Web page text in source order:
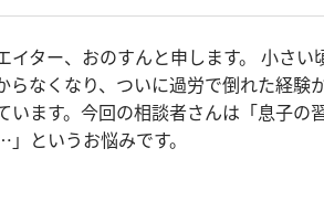
イター、おのすんと申します。 小さ
らなくなり、ついに過労で倒れた経験
います。今回の相談者さんは「息子
というお悩みです。